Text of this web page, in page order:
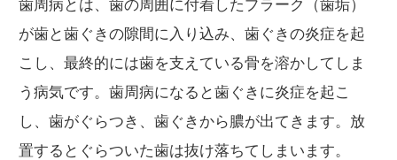
歯周病とは、歯の周囲に付着したプラーク（歯垢）
が歯と歯ぐきの隙間に入り込み、歯ぐきの炎症を起
こし、最終的には歯を支えている骨を溶かしてしま
う病気です。歯周病になると歯ぐきに炎症を起こ
し、歯がぐらつき、歯ぐきから膿が出てきます。放
置するとぐらついた歯は抜け落ちてしまいます。